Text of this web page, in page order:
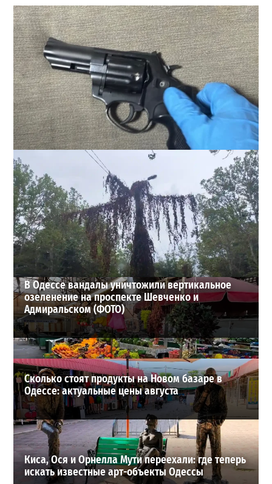
В Одессе стреляли по сотрудникам ТЦК: есть
раненые (ОБНОВЛЕНО)
2
02-08-2026 в 22:15
ВИБОР РЕДАКЦИИ
В Одессе вандалы уничтожили вертикальное
озеленение на проспекте Шевченко и
Адмиральском (ФОТО)
Сколько стоят продукты на Новом базаре в
Одессе: актуальные цены августа
Киса, Ося и Орнелла Мути переехали: где теперь
искать известные арт-объекты Одессы